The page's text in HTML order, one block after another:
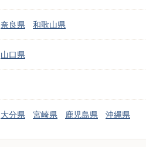
奈良県 和歌山県
山口県
大分県 宮崎県 鹿児島県 沖縄県